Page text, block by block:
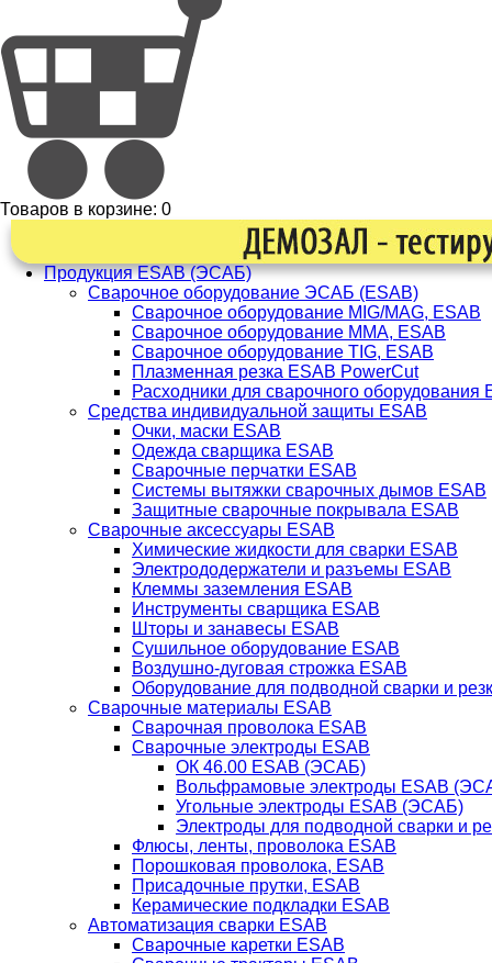
Товаров в корзине: 0
Продукция ESAB (ЭСАБ)
Сварочное оборудование ЭСАБ (ESAB)
Сварочное оборудование MIG/MAG, ESAB
Сварочное оборудование ММА, ESAB
Сварочное оборудование TIG, ESAB
Плазменная резка ESAB PowerCut
Расходники для сварочного оборудования
Средства индивидуальной защиты ESAB
Очки, маски ESAB
Одежда сварщика ESAB
Сварочные перчатки ESAB
Системы вытяжки сварочных дымов ESAB
Защитные сварочные покрывала ESAB
Сварочные аксессуары ESAB
Химические жидкости для сварки ESAB
Электрододержатели и разъемы ESAB
Клеммы заземления ESAB
Инструменты сварщика ESAB
Шторы и занавесы ESAB
Сушильное оборудование ESAB
Воздушно-дуговая строжка ESAB
Оборудование для подводной сварки и
Сварочные материалы ESAB
Сварочная проволока ESAB
Сварочные электроды ESAB
ОК 46.00 ESAB (ЭСАБ)
Вольфрамовые электроды ESAB
Угольные электроды ESAB (ЭСАБ)
Электроды для подводной сварки и
Флюсы, ленты, проволока ESAB
Порошковая проволока, ESAB
Присадочные прутки, ESAB
Керамические подкладки ESAB
Автоматизация сварки ESAB
Сварочные каретки ESAB